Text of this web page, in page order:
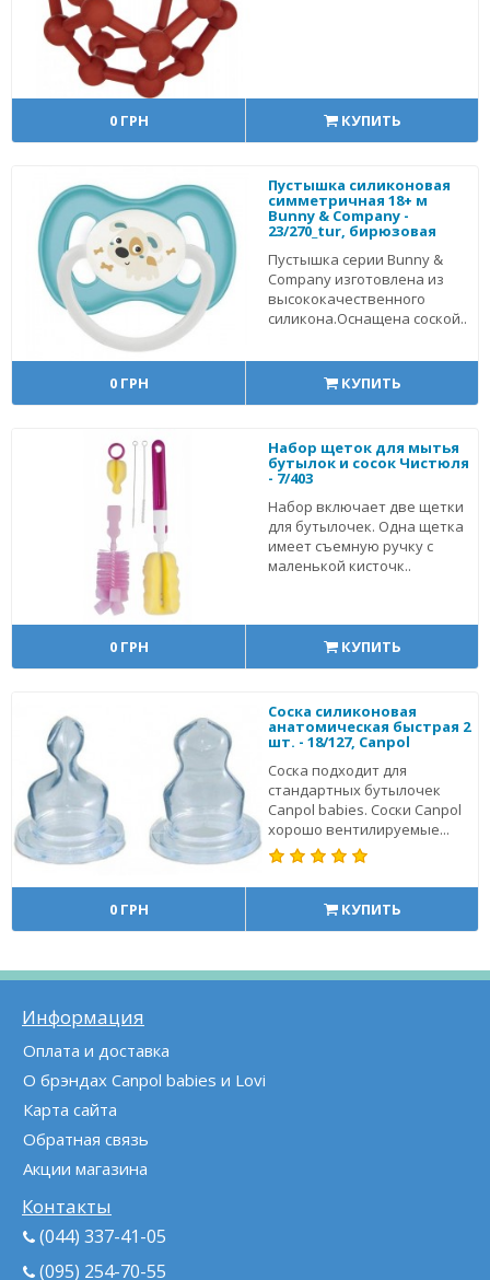
0 ГРН КУПИТЬ
Пустышка силиконовая
симметричная 18+ м
Bunny & Company -
23/270_tur, бирюзовая
Пустышка серии Bunny &
Company изготовлена из
высококачественного
силикона.Оснащена соской..
0 ГРН КУПИТЬ
Набор щеток для мытья
бутылок и сосок Чистюля
- 7/403
Набор включает две щетки
для бутылочек. Одна щетка
имеет съемную ручку с
маленькой кисточк..
0 ГРН КУПИТЬ
Соска силиконовая
анатомическая быстрая 2
шт. - 18/127, Canpol
Соска подходит для
стандартных бутылочек
Canpol babies. Соски Canpol
хорошо вентилируемые...
0 ГРН КУПИТЬ
Информация
Оплата и доставка
О брэндах Canpol babies и Lovi
Карта сайта
Обратная связь
Акции магазина
Контакты
(044) 337-41-05
(095) 254-70-55